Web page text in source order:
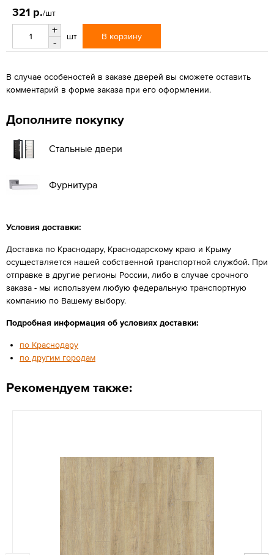
321 р./шт
+
-
шт В корзину
В случае особеностей в заказе дверей вы сможете оставить
комментарий в форме заказа при его оформлении.
Дополните покупку
Стальные двери
Фурнитура
Условия доставки:
Доставка по Краснодару, Краснодарскому краю и Крыму
осуществляется нашей собственной транспортной службой. При
отправке в другие регионы России, либо в случае срочного
заказа - мы используем любую федеральную транспортную
компанию по Вашему выбору.
Подробная информация об условиях доставки:
по Краснодару
по другим городам
Рекомендуем также: